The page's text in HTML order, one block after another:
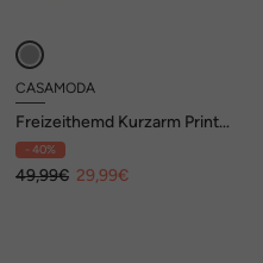
CASAMODA
Freizeithemd Kurzarm Print
Casual Fit
- 40%
49,99€ 29,99€